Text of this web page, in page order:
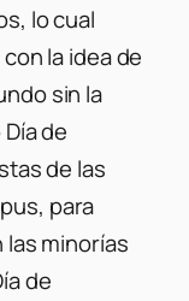
lo cual
la idea de
sin la
de
de las
para
minorías
de